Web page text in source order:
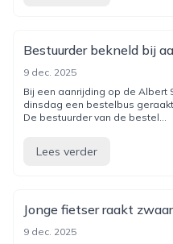
Bestuurder bekneld bij
9 dec. 2025
Bij een aanrijding op de Albert
dinsdag een bestelbus
De bestuurder van de bestel...
Lees verder
Jonge fietser raakt
9 dec. 2025